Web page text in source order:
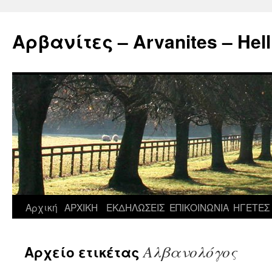
περιεχόμενο
Αρβανίτες – Arvanites –
Αρχική ΑΡΧΙΚΗ ΕΚΔΗΛΩΣΕΙΣ ΕΠΙΚΟΙΝΩΝΙΑ ΗΓΕΤΕΣ
Αρχείο ετικέταςΑλβανολόγος